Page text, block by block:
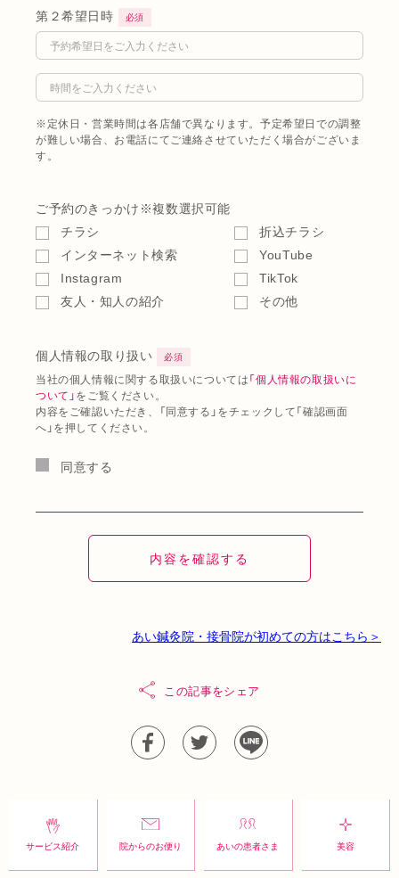
第２希望日時 必須
※定休日・営業時間は各店舗で異なります。予定希望日での調整
が難しい場合、お電話にてご連絡させていただく場合がございま
す。
ご予約のきっかけ ※複数選択可能
チラシ
折込チラシ
インターネット検索
YouTube
Instagram
TikTok
友人・知人の紹介
その他
個人情報の取り扱い 必須
当社の個人情報に関する取扱いについては「個人情報の取扱いに
ついて」をご覧ください。
内容をご確認いただき、「同意する」をチェックして「確認画面
へ」を押してください。
同意する
あい鍼灸院・接骨院が初めての方はこちら＞
この記事をシェア
サービス紹介 院からのお便り あいの患者さま 美容